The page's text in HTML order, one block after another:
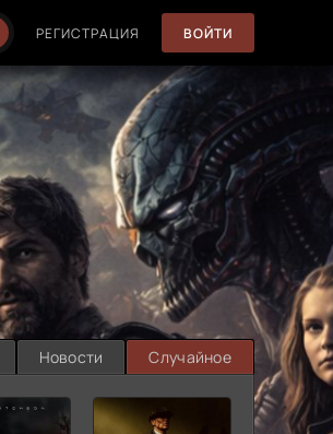
РЕГИСТРАЦИЯ ВОЙТИ
Новости Случайное
7.187